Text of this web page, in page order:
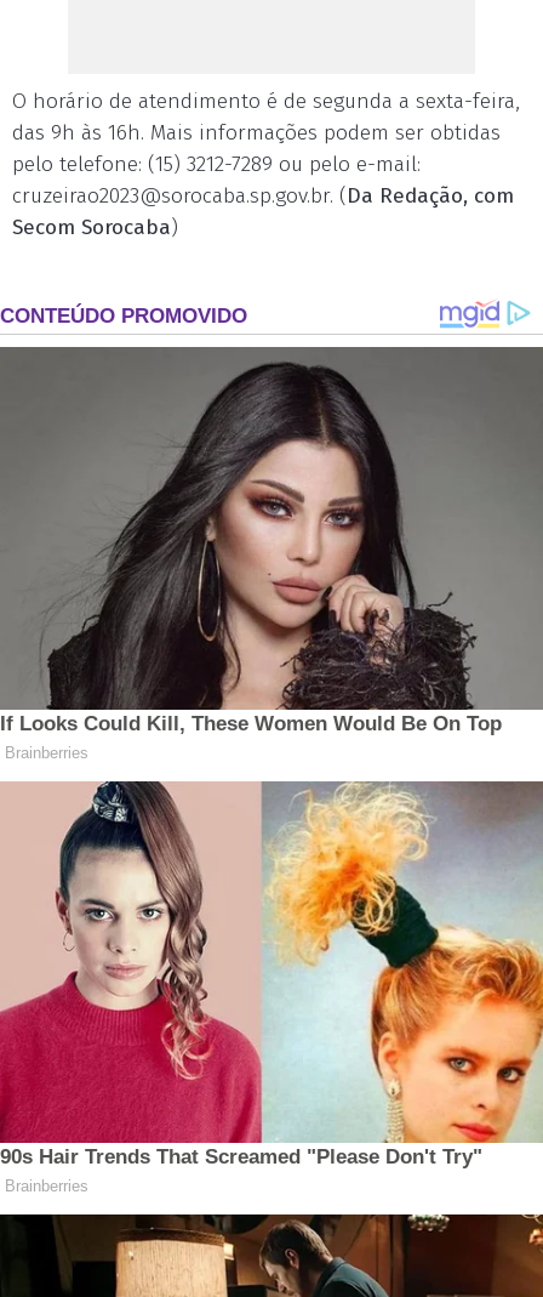
O horário de atendimento é de segunda a sexta-feira,
das 9h às 16h. Mais informações podem ser obtidas
pelo telefone: (15) 3212-7289 ou pelo e-mail:
cruzeirao2023@sorocaba.sp.gov.br. (Da Redação, com
Secom Sorocaba)